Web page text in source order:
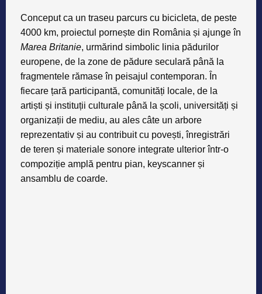
Conceput ca un traseu parcurs cu bicicleta, de peste
4000 km, proiectul pornește din România și ajunge în
Marea Britanie, urmărind simbolic linia pădurilor
europene, de la zone de pădure seculară până la
fragmentele rămase în peisajul contemporan. În
fiecare țară participantă, comunități locale, de la
artiști și instituții culturale până la școli, universități și
organizații de mediu, au ales câte un arbore
reprezentativ și au contribuit cu povești, înregistrări
de teren și materiale sonore integrate ulterior într-o
compoziție amplă pentru pian, keyscanner și
ansamblu de coarde.